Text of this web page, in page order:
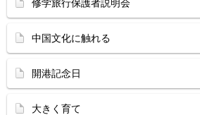
修学旅行保護者説明会
中国文化に触れる
開港記念日
大きく育て